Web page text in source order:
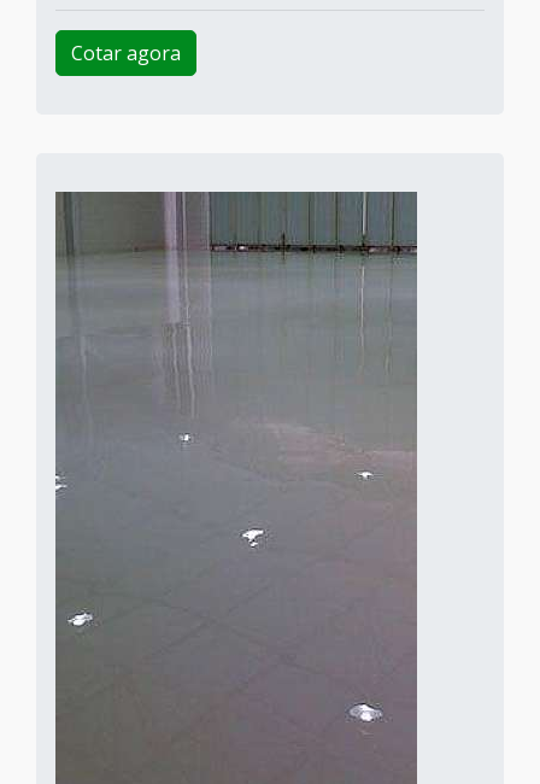
Cotar agora